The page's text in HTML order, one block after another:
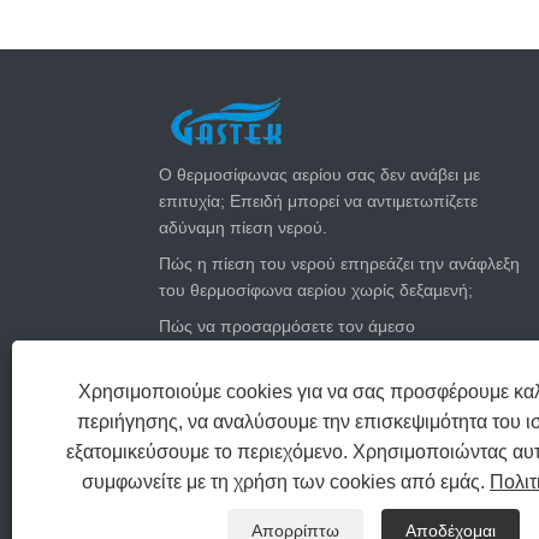
ΤΕΛΕΥΤΑΊΑ ΝΈΑ
Ο θερμοσίφωνας αερίου σας δεν ανάβει με
επιτυχία; Επειδή μπορεί να αντιμετωπίζετε
αδύναμη πίεση νερού.
Πώς η πίεση του νερού επηρεάζει την ανάφλεξη
του θερμοσίφωνα αερίου χωρίς δεξαμενή;
Πώς να προσαρμόσετε τον άμεσο
Κόψτε τους λογαριασμούς αερίου και
παραμείνετε δροσεροί
Πόσο μεγάλο θερμοσίφωνα αερίου χρειάζεστε;
Χρησιμοποιούμε cookies για να σας προσφέρουμε
περιήγησης, να αναλύσουμε την επισκεψιμότητα του
εξατομικεύσουμε το περιεχόμενο. Χρησιμοποιώντας
συμφωνείτε με τη χρήση των cookies από εμάς.
Απορρίπτω Αποδέχομαι